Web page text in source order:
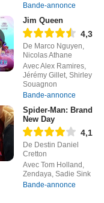
Bande-annonce
Jim Queen
4,3
De Marco Nguyen,
Nicolas Athane
Avec Alex Ramires,
Jérémy Gillet, Shirley
Souagnon
Bande-annonce
Spider-Man: Brand
New Day
4,1
De Destin Daniel
Cretton
Avec Tom Holland,
Zendaya, Sadie Sink
Bande-annonce